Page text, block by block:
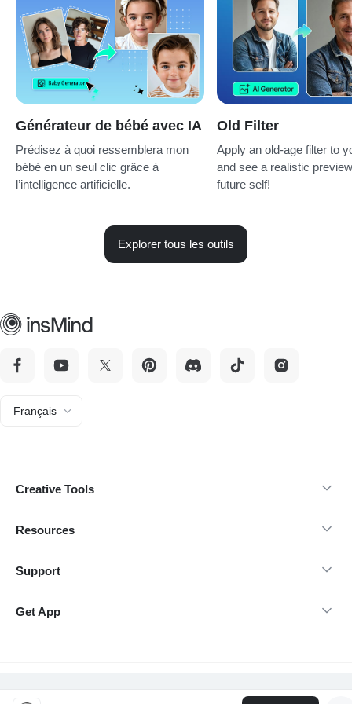
Générateur de bébé avec IA
Prédisez à quoi ressemblera mon
bébé en un seul clic grâce à
l’intelligence artificielle.
Old Filter
Apply an old-age filter to
and see a realistic
future self!
Explorer tous les outils
Français
Creative Tools
Resources
Support
Get App